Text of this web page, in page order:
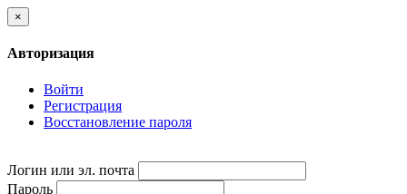
×
Авторизация
Войти
Регистрация
Восстановление пароля
Логин или эл. почта
Пароль